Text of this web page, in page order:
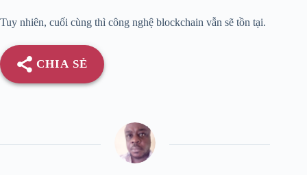
Tuy nhiên, cuối cùng thì công nghệ blockchain vẫn sẽ tồn tại.
CHIA SẺ